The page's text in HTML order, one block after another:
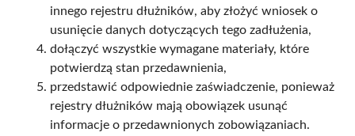
innego rejestru dłużników, aby złożyć wniosek o
usunięcie danych dotyczących tego zadłużenia,
dołączyć wszystkie wymagane materiały, które
potwierdzą stan przedawnienia,
przedstawić odpowiednie zaświadczenie, ponieważ
rejestry dłużników mają obowiązek usunąć
informacje o przedawnionych zobowiązaniach.